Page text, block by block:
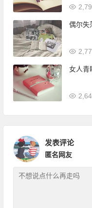
偶尔失
女人青
发表评论
匿名网友